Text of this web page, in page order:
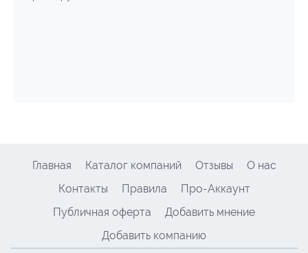
Главная Каталог компаний Отзывы
О нас
Контакты
Правила
Про-Аккаунт
Публичная оферта
Добавить мнение
Добавить компанию